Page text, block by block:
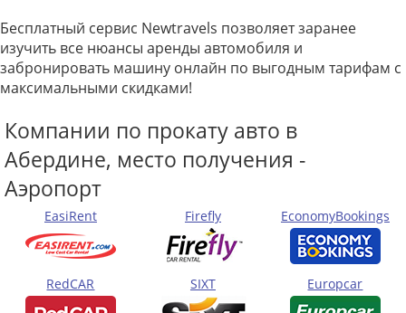
Бесплатный сервис Newtravels позволяет заранее
изучить все нюансы аренды автомобиля и
забронировать машину онлайн по выгодным тарифам с
максимальными скидками!
Компании по прокату авто в
Абердине, место получения -
Аэропорт
EasiRent Firefly EconomyBookings
RedCAR SIXT Europcar